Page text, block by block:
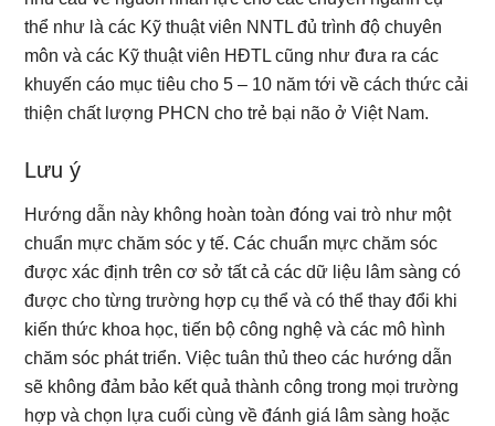
thể như là các Kỹ thuật viên NNTL đủ trình độ chuyên
môn và các Kỹ thuật viên HĐTL cũng như đưa ra các
khuyến cáo mục tiêu cho 5 – 10 năm tới về cách thức cải
thiện chất lượng PHCN cho trẻ bại não ở Việt Nam.
Lưu ý
Hướng dẫn này không hoàn toàn đóng vai trò như một
chuẩn mực chăm sóc y tế. Các chuẩn mực chăm sóc
được xác định trên cơ sở tất cả các dữ liệu lâm sàng có
được cho từng trường hợp cụ thể và có thể thay đổi khi
kiến thức khoa học, tiến bộ công nghệ và các mô hình
chăm sóc phát triển. Việc tuân thủ theo các hướng dẫn
sẽ không đảm bảo kết quả thành công trong mọi trường
hợp và chọn lựa cuối cùng về đánh giá lâm sàng hoặc